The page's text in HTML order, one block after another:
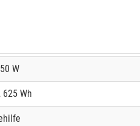
W
Wh